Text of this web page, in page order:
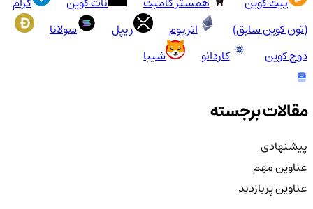
(تون کوین سابق)
اتریوم ریپل
سولانا
دوج کوین
کاردانو شیبا
مقالات برجسته
پیشنهادی
عناوین مهم
عناوین پربازدید